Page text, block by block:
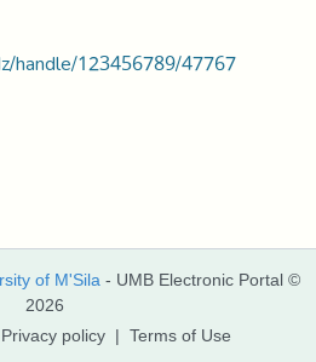
handle/123456789/47767
of M'Sila - UMB Electronic Portal ©
2026
Privacy policy | Terms of Use